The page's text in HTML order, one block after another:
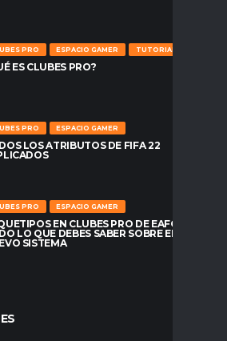
PRO ESPACIO GAMER TUTORIALES
ES CLUBES PRO?
PRO ESPACIO GAMER
LOS ATRIBUTOS DE FIFA 22
PRO ESPACIO GAMER
EN CLUBES PRO DE EAFC26:
LO QUE DEBES SABER SOBRE EL
SISTEMA